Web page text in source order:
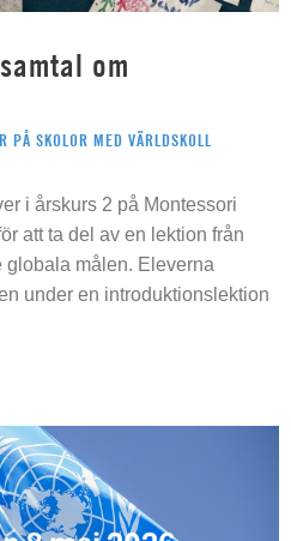
om
PÅ SKOLOR MED VÄRLDSKOLL
i årskurs 2 på Montessori
att ta del av en lektion från
globala målen. Eleverna
under en introduktionslektion